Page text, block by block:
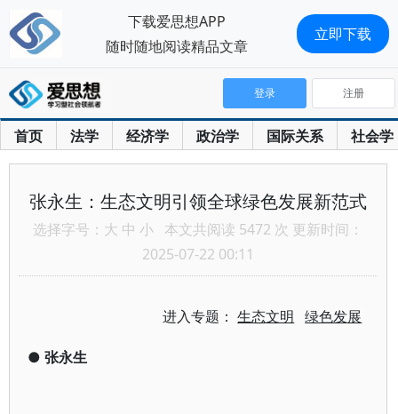
首页 法学 经济学 政治学 国际关系 社会学
登录 注册
张永生：生态文明引领全球绿色发展新范式
选择字号： 大 中 小 本文共阅读 5472 次 更新时间：
2025-07-22 00:11
进入专题：生态文明 绿色发展
● 张永生
下载爱思想APP
随时随地阅读精品文章
立即下载